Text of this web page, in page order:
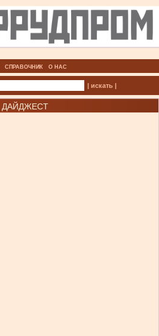
СПРАВОЧНИК О НАС
| искать |
ДАЙДЖЕСТ